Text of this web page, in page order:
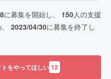
に募集を開始し、 150人の支援
2023/04/30に募集を終了し
をやってほしい 12